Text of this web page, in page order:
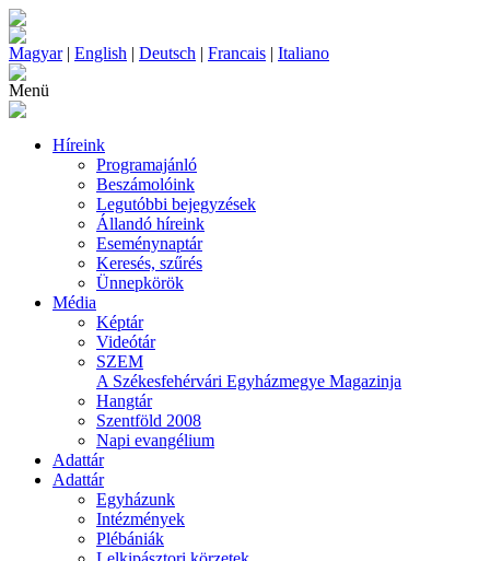
Magyar| English | Deutsch | Francais | Italiano
Menü
Híreink
Programajánló
Beszámolóink
Legutóbbi bejegyzések
Állandó híreink
Eseménynaptár
Keresés, szűrés
Ünnepkörök
Média
Képtár
Videótár
SZEM
A Székesfehérvári Egyházmegye Magazinja
Hangtár
Szentföld 2008
Napi evangélium
Adattár
Adattár
Egyházunk
Intézmények
Plébániák